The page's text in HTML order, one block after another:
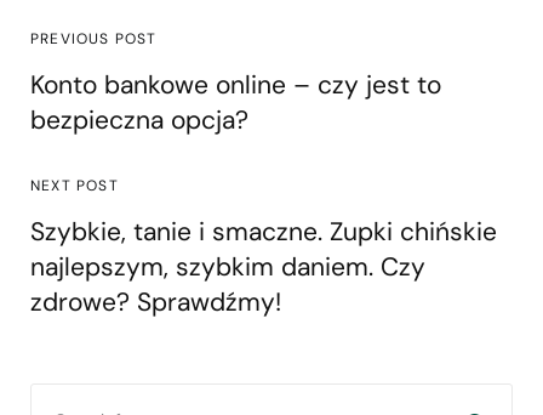
PREVIOUS POST
Konto bankowe online – czy jest to
bezpieczna opcja?
NEXT POST
Szybkie, tanie i smaczne. Zupki chińskie
najlepszym, szybkim daniem. Czy
zdrowe? Sprawdźmy!